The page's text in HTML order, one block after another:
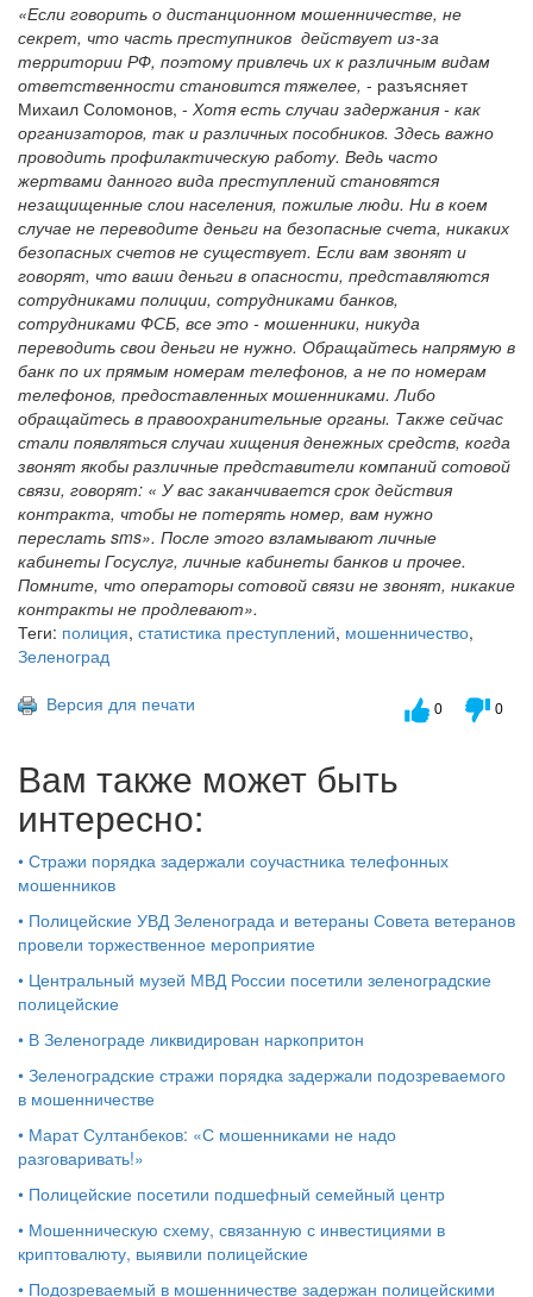
«Если говорить о дистанционном мошенничестве, не
секрет, что часть преступников действует из-за
территории РФ, поэтому привлечь их к различным видам
ответственности становится тяжелее, - разъясняет
Михаил Соломонов, - Хотя есть случаи задержания - как
организаторов, так и различных пособников. Здесь важно
проводить профилактическую работу. Ведь часто
жертвами данного вида преступлений становятся
незащищенные слои населения, пожилые люди. Ни в коем
случае не переводите деньги на безопасные счета, никаких
безопасных счетов не существует. Если вам звонят и
говорят, что ваши деньги в опасности, представляются
сотрудниками полиции, сотрудниками банков,
сотрудниками ФСБ, все это - мошенники, никуда
переводить свои деньги не нужно. Обращайтесь напрямую в
банк по их прямым номерам телефонов, а не по номерам
телефонов, предоставленных мошенниками. Либо
обращайтесь в правоохранительные органы. Также сейчас
стали появляться случаи хищения денежных средств, когда
звонят якобы различные представители компаний сотовой
связи, говорят: « У вас заканчивается срок действия
контракта, чтобы не потерять номер, вам нужно
переслать sms». После этого взламывают личные
кабинеты Госуслуг, личные кабинеты банков и прочее.
Помните, что операторы сотовой связи не звонят, никакие
контракты не продлевают».
Теги: полиция, статистика преступлений, мошенничество,
Зеленоград
Версия для печати
0 0
Вам также может быть
интересно:
• Стражи порядка задержали соучастника телефонных
мошенников
• Полицейские УВД Зеленограда и ветераны Совета ветеранов
провели торжественное мероприятие
• Центральный музей МВД России посетили зеленоградские
полицейские
• В Зеленограде ликвидирован наркопритон
• Зеленоградские стражи порядка задержали подозреваемого
в мошенничестве
• Марат Султанбеков: «С мошенниками не надо
разговаривать!»
• Полицейские посетили подшефный семейный центр
• Мошенническую схему, связанную с инвестициями в
криптовалюту, выявили полицейские
• Подозреваемый в мошенничестве задержан полицейскими